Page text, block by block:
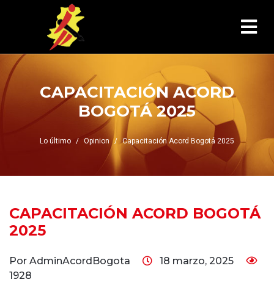
CAPACITACIÓN ACORD
BOGOTÁ 2025
Lo último Opinion Capacitación Acord Bogotá 2025
CAPACITACIÓN ACORD BOGOTÁ
2025
Por AdminAcordBogota
18 marzo, 2025
1928